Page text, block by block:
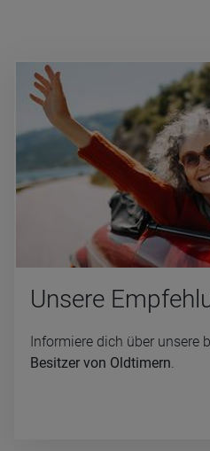
Un­se­re
Informiere dich über unsere
Besitzer von Oldtimern.